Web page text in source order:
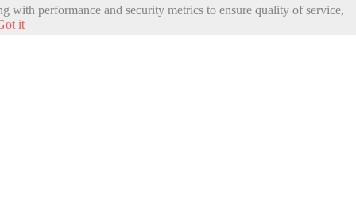
with performance and security metrics to ensure quality of service,
it